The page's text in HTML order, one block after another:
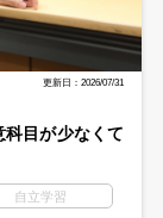
更新日：2026/07/31
目が少なくて
自立学習